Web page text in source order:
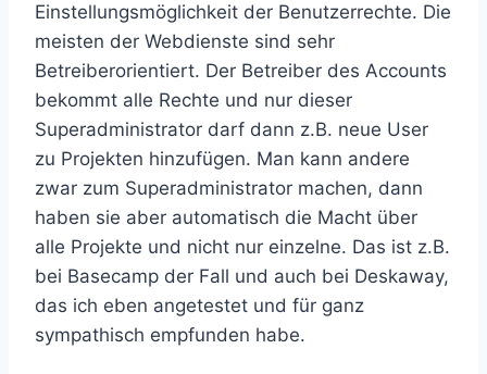
Einstellungsmöglichkeit der Benutzerrechte. Die
meisten der Webdienste sind sehr
Betreiberorientiert. Der Betreiber des Accounts
bekommt alle Rechte und nur dieser
Superadministrator darf dann z.B. neue User
zu Projekten hinzufügen. Man kann andere
zwar zum Superadministrator machen, dann
haben sie aber automatisch die Macht über
alle Projekte und nicht nur einzelne. Das ist z.B.
bei Basecamp der Fall und auch bei Deskaway,
das ich eben angetestet und für ganz
sympathisch empfunden habe.